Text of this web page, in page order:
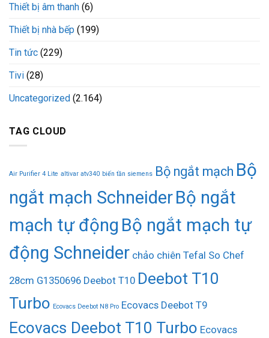
Thiết bị âm thanh (6)
Thiết bị nhà bếp (199)
Tin tức (229)
Tivi (28)
Uncategorized (2.164)
TAG CLOUD
Air Purifier 4 Lite altivar atv340 biến tần siemens Bộ ngắt mạch Bộ
ngắt mạch SchneiderBộ ngắt
mạch tự động Bộ ngắt mạch tự
động Schneider chảo chiên Tefal So Chef
28cm G1350696 Deebot T10 Deebot T10
Turbo Ecovacs Deebot N8 Pro Ecovacs Deebot T9
Ecovacs Deebot T10 Turbo Ecovacs